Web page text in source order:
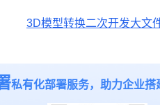
3D模型转换二次开发大文
私有化部署服务，助力企业